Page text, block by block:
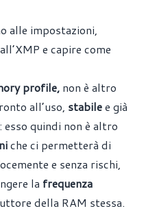
alle impostazioni,
e capire come
profile, non è altro
all’uso, stabilee già
quindi non è altro
che ci permetterà di
e senza rischi,
la frequenza
della RAM stessa.